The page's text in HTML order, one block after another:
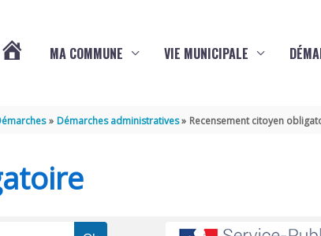
MA COMMUNE VIE MUNICIPALE
Démarches administratives Recensement citoyen